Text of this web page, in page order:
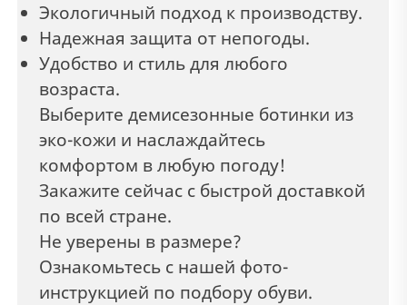
Экологичный подход к производству.
Надежная защита от непогоды.
Удобство и стиль для любого
возраста.
Выберите демисезонные ботинки из
эко-кожи и наслаждайтесь
комфортом в любую погоду!
Закажите сейчас с быстрой доставкой
по всей стране.
Не уверены в размере?
Ознакомьтесь с нашей фото-
инструкцией по подбору обуви.